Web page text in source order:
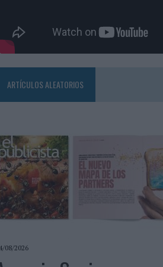
ARTÍCULOS ALEATORIOS
08/2026